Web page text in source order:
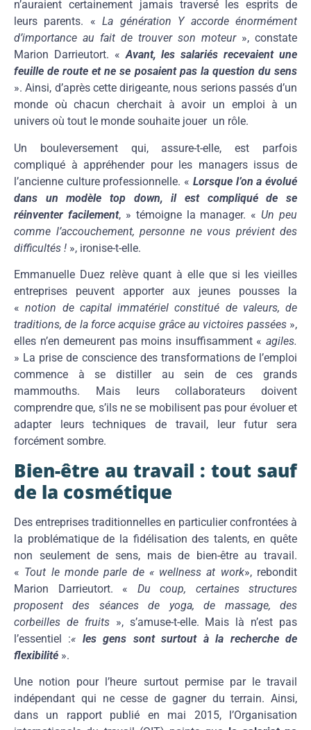
n’auraient certainement jamais traversé les esprits de
leurs parents. «La génération Y accorde énormément
d’importance au fait de trouver son moteur», constate
Marion Darrieutort. «Avant, les salariés recevaient une
feuille de route et ne se posaient pas la question du sens
». Ainsi, d’après cette dirigeante, nous serions passés d’un
monde où chacun cherchait à avoir un emploi à un
univers où tout le monde souhaite jouer un rôle.
Un bouleversement qui, assure-t-elle, est parfois
compliqué à appréhender pour les managers issus de
l’ancienne culture professionnelle. « Lorsque l’on a évolué
dans un modèle top down, il est compliqué de se
réinventer facilement, » témoigne la manager. « Un peu
comme l’accouchement, personne ne vous prévient des
difficultés ! », ironise-t-elle.
Emmanuelle Duez relève quant à elle que si les vieilles
entreprises peuvent apporter aux jeunes pousses la
«notion de capital immatériel constitué de valeurs, de
traditions, de la force acquise grâce au victoires passées »,
elles n’en demeurent pas moins insuffisamment « agiles.
» La prise de conscience des transformations de l’emploi
commence à se distiller au sein de ces grands
mammouths. Mais leurs collaborateurs doivent
comprendre que, s’ils ne se mobilisent pas pour évoluer et
adapter leurs techniques de travail, leur futur sera
forcément sombre.
Bien-être au travail : tout sauf
de la cosmétique
Des entreprises traditionnelles en particulier confrontées à
la problématique de la fidélisation des talents, en quête
non seulement de sens, mais de bien-être au travail.
« Tout le monde parle de « wellness at work», rebondit
Marion Darrieutort. « Du coup, certaines structures
proposent des séances de yoga, de massage, des
corbeilles de fruits», s’amuse-t-elle. Mais là n’est pas
l’essentiel :« les gens sont surtout à la recherche de
flexibilité ».
Une notion pour l’heure surtout permise par le travail
indépendant qui ne cesse de gagner du terrain. Ainsi,
dans un rapport publié en mai 2015, l’Organisation